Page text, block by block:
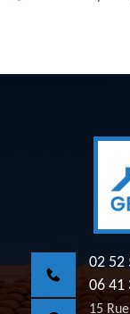
02 52
06 41
15